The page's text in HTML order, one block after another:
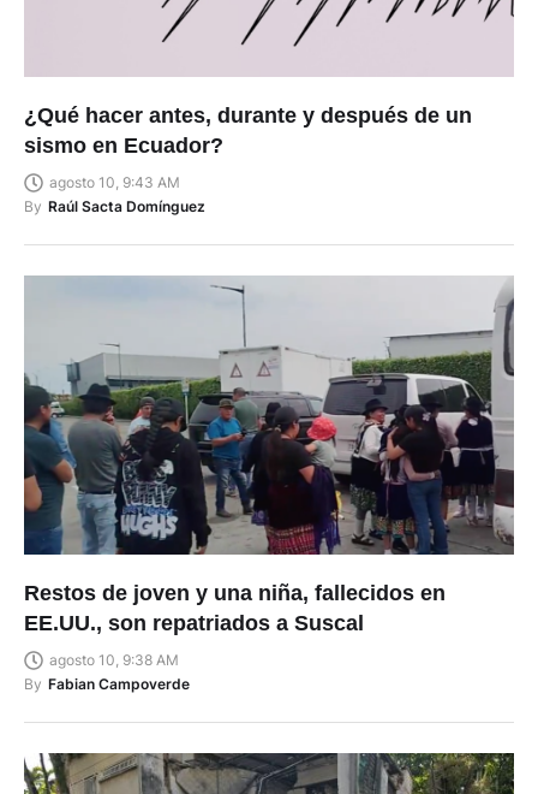
¿Qué hacer antes, durante y después de un
sismo en Ecuador?
agosto 10, 9:43 AM
By Raúl Sacta Domínguez
Restos de joven y una niña, fallecidos en
EE.UU., son repatriados a Suscal
agosto 10, 9:38 AM
By Fabian Campoverde